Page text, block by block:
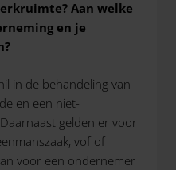
Aan welke
en je
in de behandeling van
en een niet-
gelden er voor
vof of
voor een ondernemer